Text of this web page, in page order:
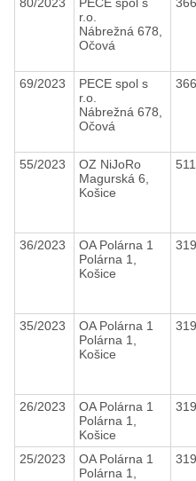
r.o.
Nábrežná 678,
Očová
69/2023
PECE spol s
r.o.
Nábrežná 678,
Očová
55/2023
OZ NiJoRo
Magurská 6,
Košice
36/2023
OA Polárna 1
Polárna 1,
Košice
35/2023
OA Polárna 1
Polárna 1,
Košice
26/2023
OA Polárna 1
Polárna 1,
Košice
25/2023
OA Polárna 1
Polárna 1,